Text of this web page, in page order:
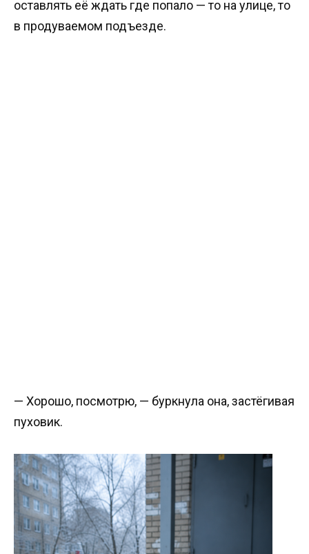
оставлять её ждать где попало — то на улице, то
в продуваемом подъезде.
— Хорошо, посмотрю, — буркнула она, застёгивая
пуховик.